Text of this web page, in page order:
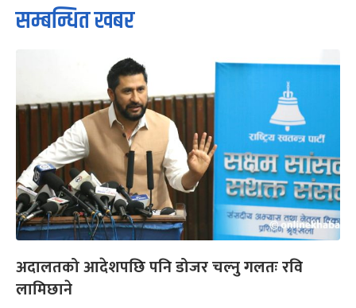
सम्बन्धित खबर
अदालतको आदेशपछि पनि डोजर चल्नु गलतः रवि
लामिछाने